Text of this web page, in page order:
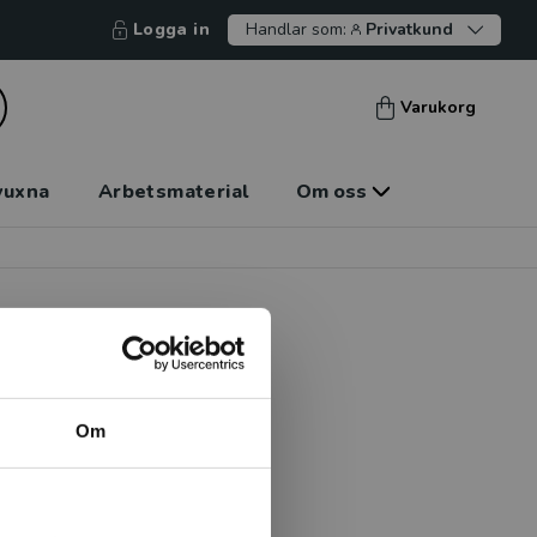
Om
Logga in Handlar som: Privatkund
Varukorg
Arbetsmaterial Om oss